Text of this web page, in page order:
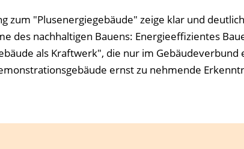
zum "Plusenergiegebäude" zeige klar und
des nachhaltigen Bauens: Energieeffizientes
als Kraftwerk", die nur im Gebäudeverbund
ernst zu nehmende